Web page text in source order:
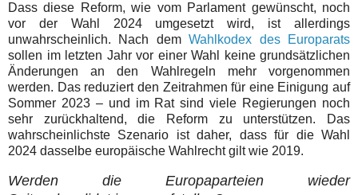
Dass diese Reform, wie vom Parlament gewünscht, noch
vor der Wahl 2024 umgesetzt wird, ist allerdings
unwahrscheinlich. Nach demWahlkodex des Europarats
sollen im letzten Jahr vor einer Wahl keine grundsätzlichen
Änderungen an den Wahlregeln mehr vorgenommen
werden. Das reduziert den Zeitrahmen für eine Einigung auf
Sommer 2023 – und im Rat sind viele Regierungen noch
sehr zurückhaltend, die Reform zu unterstützen. Das
wahrscheinlichste Szenario ist daher, dass für die Wahl
2024 dasselbe europäische Wahlrecht gilt wie 2019.
Werden die Europaparteien wieder